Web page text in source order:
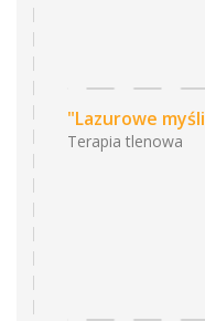
"Lazurowe
Terapia tlenowa